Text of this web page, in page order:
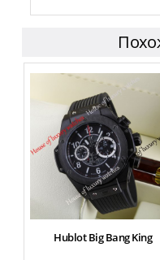
Hublot Big Bang King